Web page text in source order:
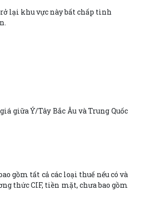
lại khu vực này bất chấp tình
giữa Ý/Tây Bắc Âu và Trung Quốc
gồm tất cả các loại thuế nếu có và
thức CIF, tiền mặt, chưa bao gồm